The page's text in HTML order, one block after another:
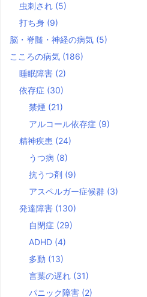
虫刺され (5)
打ち身 (9)
脳・脊髄・神経の病気 (5)
こころの病気 (186)
睡眠障害 (2)
依存症 (30)
禁煙 (21)
アルコール依存症 (9)
精神疾患 (24)
うつ病 (8)
抗うつ剤 (9)
アスペルガー症候群 (3)
発達障害 (130)
自閉症 (29)
ADHD (4)
多動 (13)
言葉の遅れ (31)
パニック障害 (2)